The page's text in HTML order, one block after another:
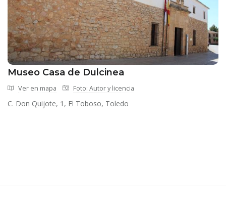
Museo Casa de Dulcinea
Ver en mapa Foto: Autor y licencia
C. Don Quijote, 1, El Toboso, Toledo